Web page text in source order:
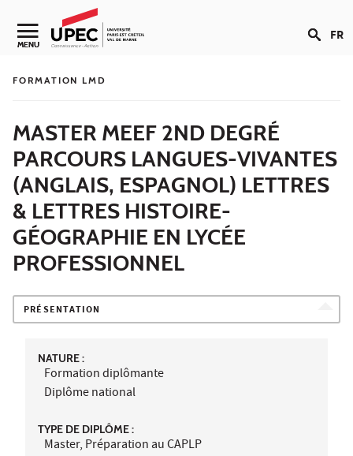
Aller au contenu
Navigation secondaire
MENU FR
FORMATION LMD
MASTER MEEF 2ND DEGRÉ
PARCOURS LANGUES-VIVANTES
(ANGLAIS, ESPAGNOL) LETTRES
& LETTRES HISTOIRE-
GÉOGRAPHIE EN LYCÉE
PROFESSIONNEL
PRÉSENTATION
NATURE :
Formation diplômante
Diplôme national
TYPE DE DIPLÔME :
Master, Préparation au CAPLP